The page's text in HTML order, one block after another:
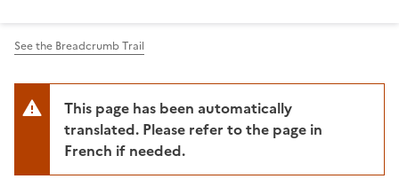
See the Breadcrumb Trail
This page has been automatically
translated. Please refer to the page in
French if needed.